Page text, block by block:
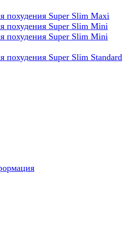
похудения Super Slim Maxi
похудения Super Slim Mini
похудения Super Slim Mini
похудения Super Slim Standard